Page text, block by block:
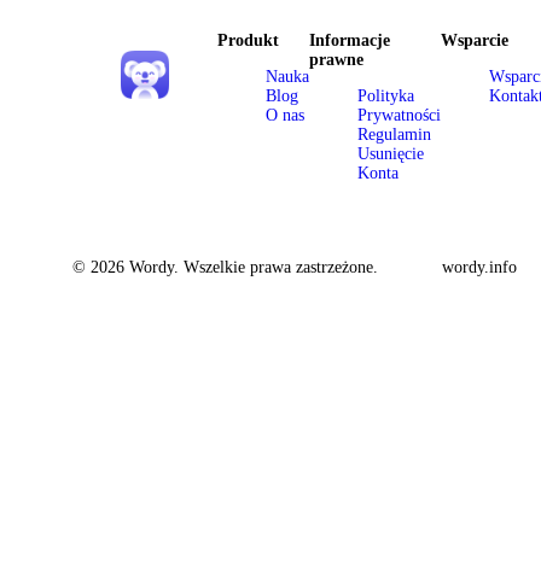
Produkt
Nauka
Blog
O nas
Informacje
prawne
Polityka
Prywatności
Regulamin
Usunięcie
Konta
Wsparcie
© 2026 Wordy. Wszelkie prawa zastrzeżone. wordy.info